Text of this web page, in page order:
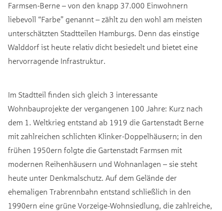
Farmsen-Berne – von den knapp 37.000 Einwohnern
liebevoll “Farbe” genannt – zählt zu den wohl am meisten
unterschätzten Stadtteilen Hamburgs. Denn das einstige
Walddorf ist heute relativ dicht besiedelt und bietet eine
hervorragende Infrastruktur.
Im Stadtteil finden sich gleich 3 interessante
Wohnbauprojekte der vergangenen 100 Jahre: Kurz nach
dem 1. Weltkrieg entstand ab 1919 die Gartenstadt Berne
mit zahlreichen schlichten Klinker-Doppelhäusern; in den
frühen 1950ern folgte die Gartenstadt Farmsen mit
modernen Reihenhäusern und Wohnanlagen – sie steht
heute unter Denkmalschutz. Auf dem Gelände der
ehemaligen Trabrennbahn entstand schließlich in den
1990ern eine grüne Vorzeige-Wohnsiedlung, die zahlreiche,